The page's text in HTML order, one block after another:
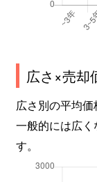
広さ×売却
広さ別の平均価
一般的には広
す。